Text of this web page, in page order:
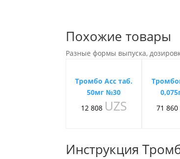
Похожие товары
Разные формы выпуска,
Тромбо Асс таб.
50мг №30
12 808 UZS
71 860
Инструкция